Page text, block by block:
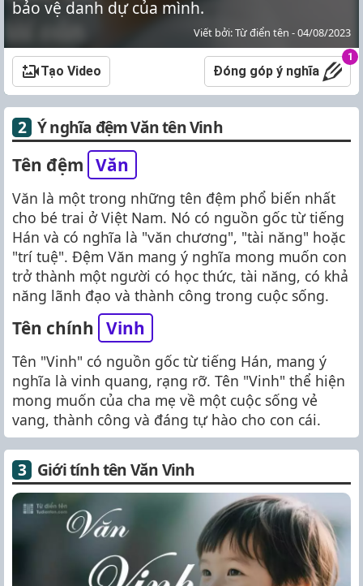
bảo vệ danh dự của mình.
Viết bởi: Từ điển tên - 04/08/2023
Tạo Video Đóng góp ý nghĩa
1
Ý nghĩa đệm Văn tên Vinh
Tên đệm Văn
Văn là một trong những tên đệm phổ biến nhất
cho bé trai ở Việt Nam. Nó có nguồn gốc từ tiếng
Hán và có nghĩa là "văn chương", "tài năng" hoặc
"trí tuệ". Đệm Văn mang ý nghĩa mong muốn con
trở thành một người có học thức, tài năng, có khả
năng lãnh đạo và thành công trong cuộc sống.
Tên chính Vinh
Tên "Vinh" có nguồn gốc từ tiếng Hán, mang ý
nghĩa là vinh quang, rạng rỡ. Tên "Vinh" thể hiện
mong muốn của cha mẹ về một cuộc sống vẻ
vang, thành công và đáng tự hào cho con cái.
Giới tính tên Văn Vinh